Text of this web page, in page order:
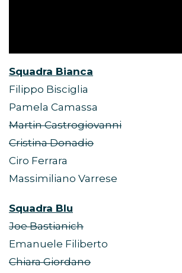
Squadra Bianca
Filippo Bisciglia
Pamela Camassa
Martin Castrogiovanni
Cristina Donadio
Ciro Ferrara
Massimiliano Varrese
Squadra Blu
Joe Bastianich
Emanuele Filiberto
Chiara Giordano